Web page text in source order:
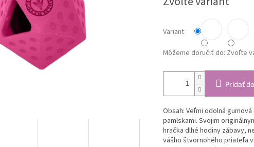
Variant
Môžeme doručiť do: Zvoľte
Pridať
Obsah: Veľmi odolná
pamlskami. Svojim
hračka dlhé hodiny zábavy,
vášho štvornohého priateľa